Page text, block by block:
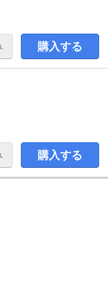
購入する
購入する